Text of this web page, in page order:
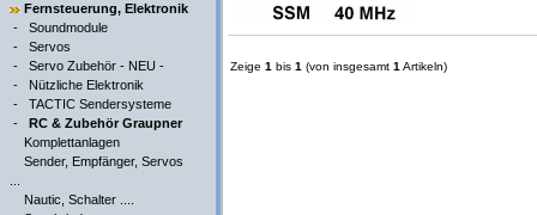
Fernsteuerung, Elektronik
- Soundmodule
- Servos
- Servo Zubehör - NEU -
- Nützliche Elektronik
- TACTIC Sendersysteme
- RC & Zubehör Graupner
Komplettanlagen
Sender, Empfänger, Servos
Nautic, Schalter ....
Zeige 1 bis 1 (von insgesamt 1 Artikeln)